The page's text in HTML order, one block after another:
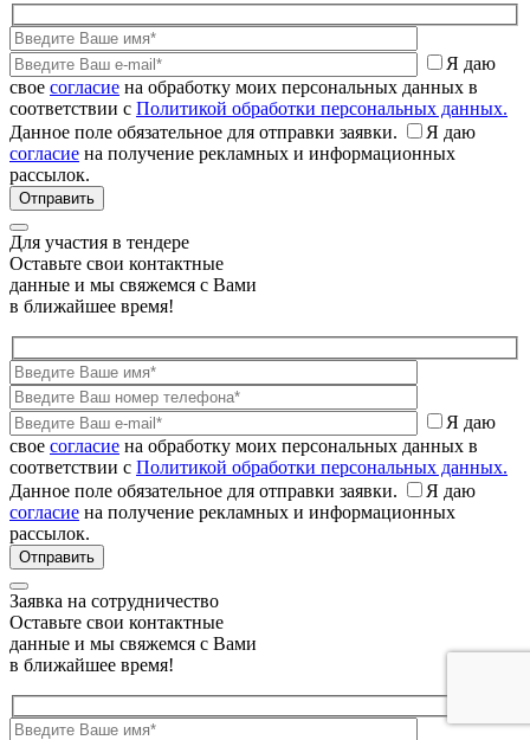
Я даю
свое согласие на обработку моих персональных данных в
соответствии с Политикой обработки персональных данных.
Данное поле обязательное для отправки заявки.
Я даю
согласие на получение рекламных и информационных
рассылок.
Для участия в тендере
Оставьте свои контактные
данные и мы свяжемся с Вами
в ближайшее время!
Я даю
свое согласие на обработку моих персональных данных в
соответствии с Политикой обработки персональных данных.
Данное поле обязательное для отправки заявки.
Я даю
согласие на получение рекламных и информационных
рассылок.
Заявка на сотрудничество
Оставьте свои контактные
данные и мы свяжемся с Вами
в ближайшее время!